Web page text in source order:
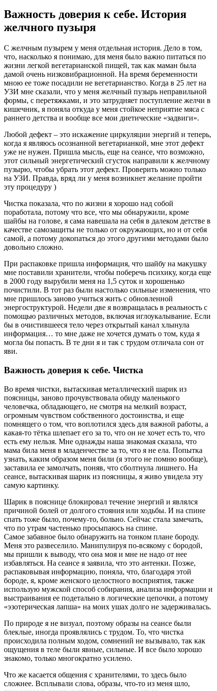
Важность доверия к себе. История
желчного пузыря
С желчным пузырем у меня отдельная история. Дело в том,
что, насколько я понимаю, для меня было важно питаться по
жизни легкой вегетарианской пищей, так как маман была
дамой очень низковибрационной. На время беременности
мною ее тоже посадили не вегетарианство. Когда в 25 лет на
УЗИ мне сказали, что у меня желчный пузырь неправильной
формы, с перетяжками, и это затрудняет поступление желчи в
кишечник, я поняла откуда у меня стойкое неприятие мяса с
раннего детства и вообще все мои диетические «задвиги».
Любой дефект – это искажение циркуляции энергий и теперь,
когда я являюсь осознанной вегетарианкой, мне этот дефект
уже не нужен. Пришла мысль, еще на сеансе, что возможно,
этот сильный энергетический сгусток направили к желчному
пузырю, чтобы убрать этот дефект. Проверить можно только
на УЗИ. Правда, вряд ли у меня возникнет желание пройти
эту процедуру )
Чистка показала, что по жизни я хорошо над собой
поработала, потому что все, что мы обнаружили, кроме
шайбы на голове, я сама навешала на себя в далеком детстве в
качестве самозащиты не только от окружающих, но и от себя
самой, а потому докопаться до этого другими методами было
довольно сложно.
При распаковке пришла информация, что шайбу на макушку
мне поставили хранители, чтобы поберечь психику, когда еще
в 2000 году вырубили меня на 1,5 суток и хорошенько
почистили. В тот раз были настолько сильные изменения, что
мне пришлось заново учиться жить с обновленной
энергоструктурой. Недели две я возвращалась в реальность с
помощью различных методов, включая иглоукалывание. Если
бы в очистившееся тело через открытый канал хлынула
информация… то мне даже не хочется думать о том, куда я
могла бы попасть. В те дни я и так с трудом отличала сон от
яви.
Важность доверия к себе. Чистка
Во время чистки, вытаскивая металлический шарик из
поясницы, заново прочувствовала обиду маленького
человечка, обладающего, не смотря на мелкий возраст,
огромным чувством собственного достоинства, и еще
помнящего о том, что воплотился здесь для важной работы, а
какая-то тётка шлепает его за то, что он не хочет есть то, что
есть ему нельзя. Мне однажды наша знакомая сказала, что
мама била меня в младенчестве за то, что я не ела. Попытка
узнать, каким образом меня били (я этого не помню вообще),
заставила ее замолчать, поняв, что сболтнула лишнего. На
сеансе, вытаскивая шарик из поясницы, я живо увидела эту
самую картинку.
Шарик в пояснице блокировал течение энергий и являлся
причиной болей от долгого стояния или ходьбы. И на спине
спать тоже было, почему-то, больно. Сейчас стала замечать,
что по утрам частенько просыпаюсь на спине.
Самое забавное было обнаружить на тонком плане бороду.
Меня это развеселило. Манипулируя по-всякому с бородой,
мы пришли к выводу, что она моя и мне не надо от нее
избавляться. На сеансе я заявила, что это антенки. Позже,
распаковывая информацию, поняла, что, благодаря этой
бороде, я, кроме женского целостного восприятия, также
использую мужской способ собирания, анализа информации и
выстраивания ее подетально в логические цепочки, а потому
«эзотерическая лапша» на моих ушах долго не задерживалась.
По природе я не визуал, поэтому образы на сеансе были
блеклые, иногда проявлялись с трудом. То, что чистка
происходила полным ходом, сомнений не вызывало, так как
ощущения в теле были явные, сильные. И все было хорошо
знакомо, только многократно усилено.
Что же касается общения с хранителями, то здесь было
сложнее. Всплывали слова, образы, что-то из меня шло,